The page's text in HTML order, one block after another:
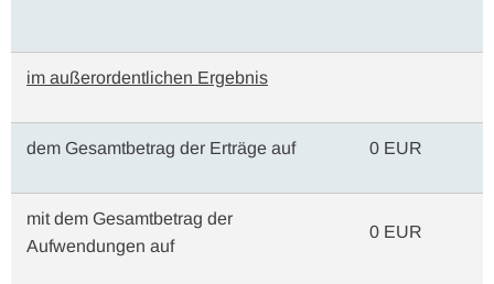
im außerordentlichen Ergebnis
dem Gesamtbetrag der Erträge auf 0 EUR
mit dem Gesamtbetrag der
Aufwendungen auf
0 EUR